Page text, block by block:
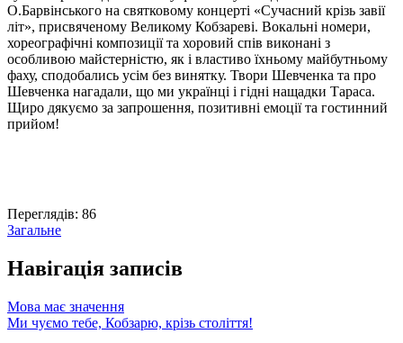
О.Барвінського на святковому концерті «Сучасний крізь завії
літ», присвяченому Великому Кобзареві. Вокальні номери,
хореографічні композиції та хоровий спів виконані з
особливою майстерністю, як і властиво їхньому майбутньому
фаху, сподобались усім без винятку. Твори Шевченка та про
Шевченка нагадали, що ми українці і гідні нащадки Тараса.
Щиро дякуємо за запрошення, позитивні емоції та гостинний
прийом!
Переглядів: 86
Загальне
Навігація записів
Мова має значення
Ми чуємо тебе, Кобзарю, крізь століття!